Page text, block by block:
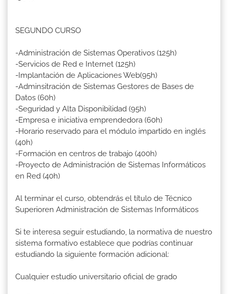
SEGUNDO CURSO
-Administración de Sistemas Operativos (125h)
-Servicios de Red e Internet (125h)
-Implantación de Aplicaciones Web(95h)
-Adminsitración de Sistemas Gestores de Bases de
Datos (60h)
-Seguridad y Alta Disponibilidad (95h)
-Empresa e iniciativa emprendedora (60h)
-Horario reservado para el módulo impartido en inglés
(40h)
-Formación en centros de trabajo (400h)
-Proyecto de Administración de Sistemas Informáticos
en Red (40h)
Al terminar el curso, obtendrás el título de Técnico
Superioren Administración de Sistemas Informáticos
Si te interesa seguir estudiando, la normativa de nuestro
sistema formativo establece que podrías continuar
estudiando la siguiente formación adicional:
Cualquier estudio universitario oficial de grado